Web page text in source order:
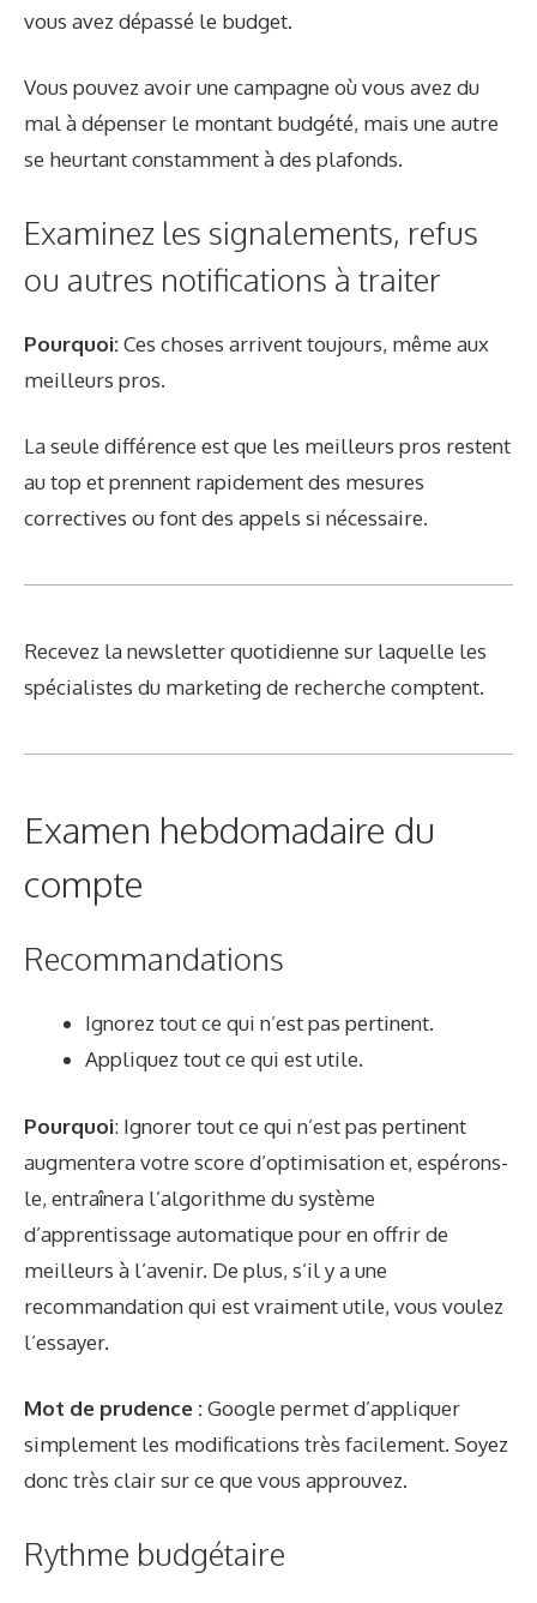
vous avez dépassé le budget.
Vous pouvez avoir une campagne où vous avez du
mal à dépenser le montant budgété, mais une autre
se heurtant constamment à des plafonds.
Examinez les signalements, refus
ou autres notifications à traiter
Pourquoi:Ces choses arrivent toujours, même aux
meilleurs pros.
La seule différence est que les meilleurs pros restent
au top et prennent rapidement des mesures
correctives ou font des appels si nécessaire.
Recevez la newsletter quotidienne sur laquelle les
spécialistes du marketing de recherche comptent.
Examen hebdomadaire du
compte
Recommandations
Ignorez tout ce qui n’est pas pertinent.
Appliquez tout ce qui est utile.
Pourquoi: Ignorer tout ce qui n’est pas pertinent
augmentera votre score d’optimisation et, espérons-
le, entraînera l’algorithme du système
d’apprentissage automatique pour en offrir de
meilleurs à l’avenir. De plus, s’il y a une
recommandation qui est vraiment utile, vous voulez
l’essayer.
Mot de prudence :Google permet d’appliquer
simplement les modifications très facilement. Soyez
donc très clair sur ce que vous approuvez.
Rythme budgétaire